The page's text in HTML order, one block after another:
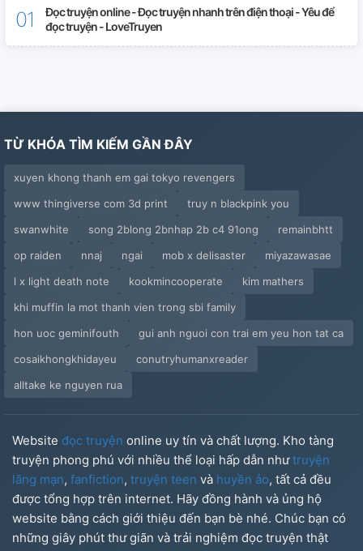
Đọc truyện online - Đọc truyện nhanh trên điện thoại - Yêu để
đọc truyện - LoveTruyen
TỪ KHÓA TÌM KIẾM GẦN ĐÂY
xuyen khong thanh em gai tokyo revengers
www thingiverse com 3d print
truy n blackpink you
swanwhite
song 2blong 2bnhap 2b c4 91ong
remainbhtt
op raiden
nnaj ngai mob x delisaster
miyazawasae
l x light death note
kookmincooperate
kim mathers
khi muffin la mot thanh vien trong sbi family
hon uoc geminifouth
gui anh nguoi con trai em yeu hon tat ca
cosaikhongkhidayeu
conutryhumanxreader
alltake ke nguyen rua
Website đọc truyện online uy tín và chất lượng. Kho tàng
truyện phong phú với nhiều thể loại hấp dẫn nhưtruyện
lãng mạn, fanfiction, truyện teen và huyền ảo, tất cả đều
được tổng hợp trên internet. Hãy đồng hành và ủng hộ
website bằng cách giới thiệu đến bạn bè nhé. Chúc bạn có
những giây phút thư giãn và trải nghiệm đọc truyện thật